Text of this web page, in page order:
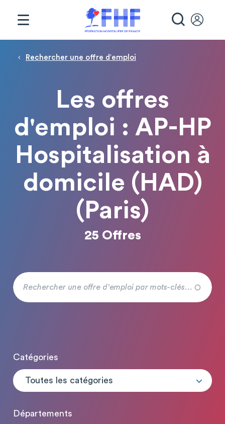
Fil d'Ariane
Rechercher une offre d′emploi
Les offres
d'emploi : AP-HP
Hospitalisation à
domicile (HAD)
(Paris)
25 Offres
Catégories
Toutes les catégories
Départements
Panneau de gestion des cookies